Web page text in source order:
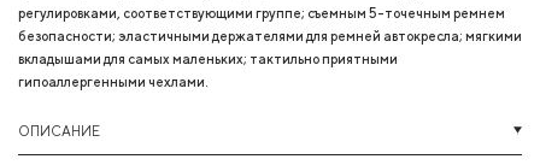
регулировками, соответствующими группе; съемным 5-точечным ремнем
безопасности; эластичными держателями для ремней автокресла; мягкими
вкладышами для самых маленьких; тактильно приятными
гипоаллергенными чехлами.
ОПИСАНИЕ